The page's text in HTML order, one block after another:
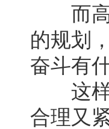
而高
的规划
奋斗有
这样
合理又